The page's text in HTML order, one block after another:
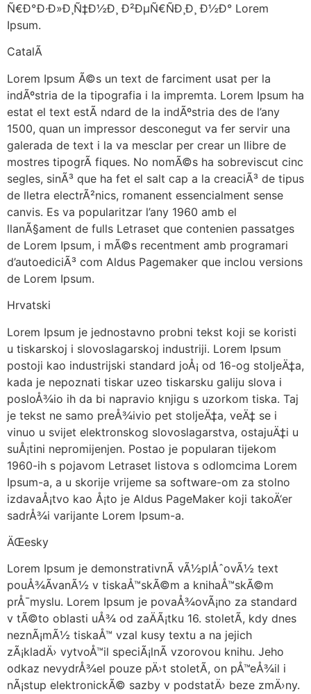
Ñ€Ð°Ð·Ð»Ð¸Ñ‡Ð½Ð¸ Ð²ÐµÑ€ÑÐ¸Ð¸ Ð½Ð° Lorem
Ipsum.
CatalÃ
Lorem Ipsum Ã©s un text de farciment usat per la
indÃºstria de la tipografia i la impremta. Lorem Ipsum ha
estat el text estÃ ndard de la indÃºstria des de l’any
1500, quan un impressor desconegut va fer servir una
galerada de text i la va mesclar per crear un llibre de
mostres tipogrÃ fiques. No nomÃ©s ha sobreviscut cinc
segles, sinÃ³ que ha fet el salt cap a la creaciÃ³ de tipus
de lletra electrÃ²nics, romanent essencialment sense
canvis. Es va popularitzar l’any 1960 amb el
llanÃ§ament de fulls Letraset que contenien passatges
de Lorem Ipsum, i mÃ©s recentment amb programari
d’autoediciÃ³ com Aldus Pagemaker que inclou versions
de Lorem Ipsum.
Hrvatski
Lorem Ipsum je jednostavno probni tekst koji se koristi
u tiskarskoj i slovoslagarskoj industriji. Lorem Ipsum
postoji kao industrijski standard joÅ¡ od 16-og stoljeÄ‡a,
kada je nepoznati tiskar uzeo tiskarsku galiju slova i
posloÅ¾io ih da bi napravio knjigu s uzorkom tiska. Taj
je tekst ne samo preÅ¾ivio pet stoljeÄ‡a, veÄ‡ se i
vinuo u svijet elektronskog slovoslagarstva, ostajuÄ‡i u
suÅ¡tini nepromijenjen. Postao je popularan tijekom
1960-ih s pojavom Letraset listova s odlomcima Lorem
Ipsum-a, a u skorije vrijeme sa software-om za stolno
izdavaÅ¡tvo kao Å¡to je Aldus PageMaker koji takoÄ‘er
sadrÅ¾i varijante Lorem Ipsum-a.
ÄŒesky
Lorem Ipsum je demonstrativnÃ­ vÃ½plÅˆovÃ½ text
pouÅ¾Ã­vanÃ½ v tiskaÅ™skÃ©m a knihaÅ™skÃ©m
prÅ¯myslu. Lorem Ipsum je povaÅ¾ovÃ¡no za standard
v tÃ©to oblasti uÅ¾ od zaÄÃ¡tku 16. stoletÃ­, kdy dnes
neznÃ¡mÃ½ tiskaÅ™ vzal kusy textu a na jejich
zÃ¡kladÄ› vytvoÅ™il speciÃ¡lnÃ­ vzorovou knihu. Jeho
odkaz nevydrÅ¾el pouze pÄ›t stoletÃ­, on pÅ™eÅ¾il i
nÃ¡stup elektronickÃ© sazby v podstatÄ› beze zmÄ›ny.